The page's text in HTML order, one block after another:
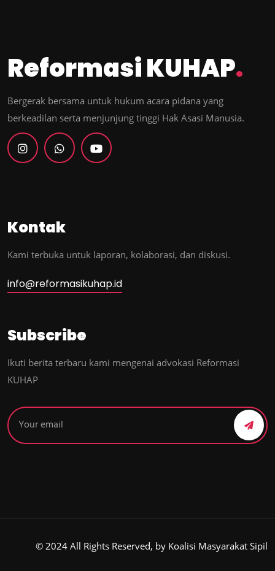
Reformasi KUHAP.
Bergerak bersama untuk hukum acara pidana yang
berkeadilan serta menjunjung tinggi Hak Asasi Manusia.
Kontak
Kami terbuka untuk laporan, kolaborasi, dan diskusi.
info@reformasikuhap.id
Subscribe
Ikuti berita terbaru kami mengenai advokasi Reformasi
KUHAP
© 2024 All Rights Reserved, by Koalisi Masyarakat Sipil